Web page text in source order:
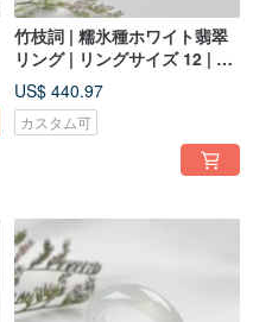
竹枝詞 | 糯氷種ホワイト翡翠
リング | リングサイズ 12 | 天
然 A 貨翡翠
US$ 440.97
カスタム可